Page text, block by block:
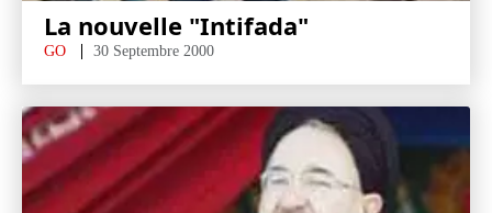
La nouvelle "Intifada"
GO 30 Septembre 2000